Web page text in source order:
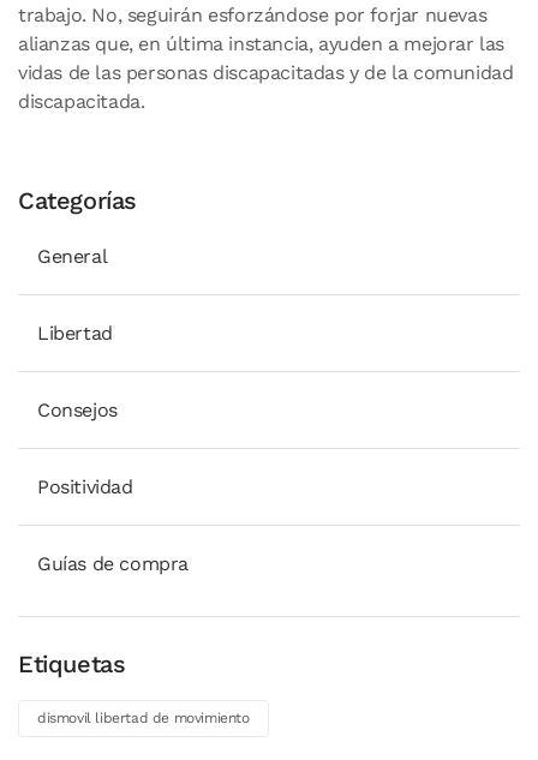
trabajo. No, seguirán esforzándose por forjar nuevas
alianzas que, en última instancia, ayuden a mejorar las
vidas de las personas discapacitadas y de la comunidad
discapacitada.
Categorías
General
Libertad
Consejos
Positividad
Guías de compra
Etiquetas
dismovil libertad de movimiento